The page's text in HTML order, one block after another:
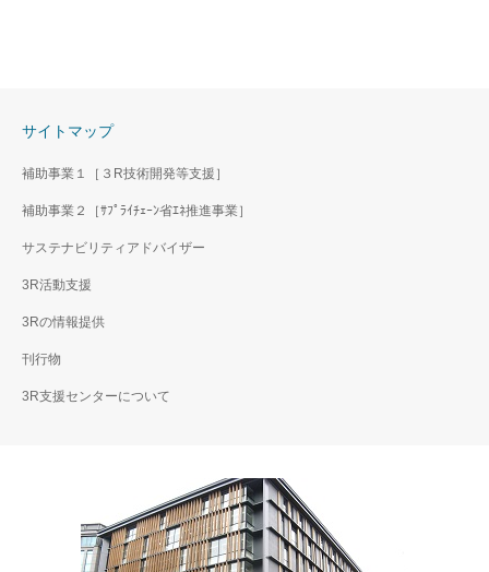
サイトマップ
補助事業１［３R技術開発等支援］
補助事業２［ｻﾌﾟﾗｲﾁｪｰﾝ省ｴﾈ推進事業］
サステナビリティアドバイザー
3R活動支援
3Rの情報提供
刊行物
3R支援センターについて